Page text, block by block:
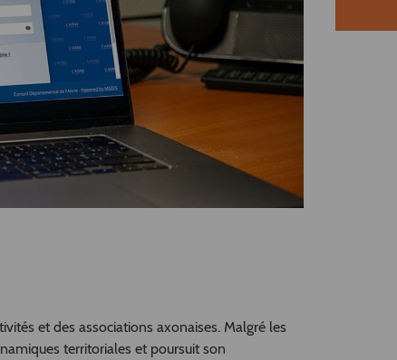
et des associations axonaises. Malgré les
territoriales et poursuit son